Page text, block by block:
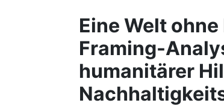
Eine Welt
Framing-
humanitärer